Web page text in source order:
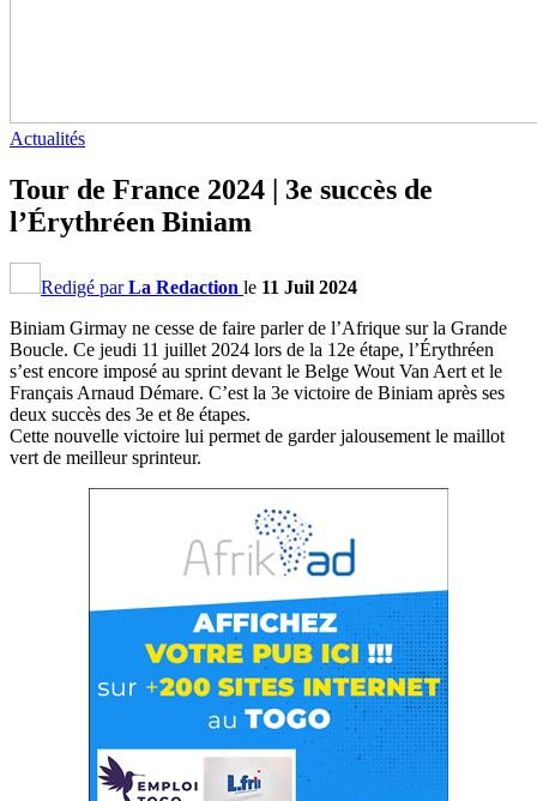
Actualités
Tour de France 2024 | 3e succès de
l’Érythréen Biniam
Redigé parLa Redaction le 11 Juil 2024
Biniam Girmay ne cesse de faire parler de l’Afrique sur la Grande
Boucle. Ce jeudi 11 juillet 2024 lors de la 12e étape, l’Érythréen
s’est encore imposé au sprint devant le Belge Wout Van Aert et le
Français Arnaud Démare. C’est la 3e victoire de Biniam après ses
deux succès des 3e et 8e étapes.
Cette nouvelle victoire lui permet de garder jalousement le maillot
vert de meilleur sprinteur.